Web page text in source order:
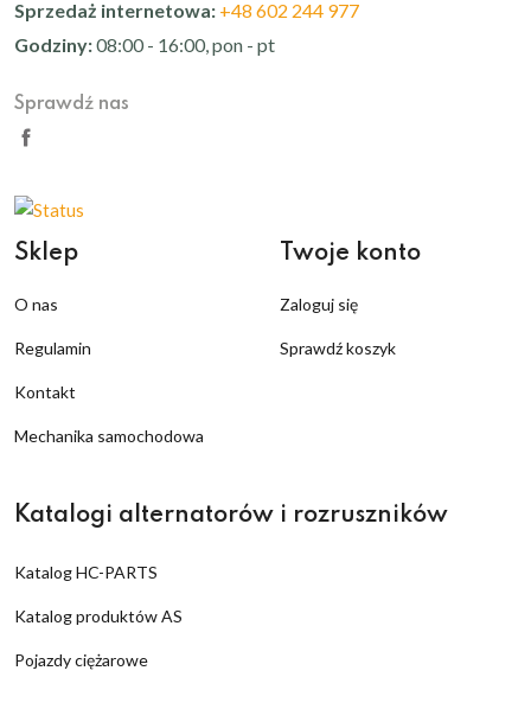
Sprzedaż internetowa: +48 602 244 977
Godziny:08:00 - 16:00, pon - pt
Sprawdź nas
Sklep
O nas
Regulamin
Kontakt
Mechanika samochodowa
Twoje konto
Zaloguj się
Sprawdź koszyk
Katalogi alternatorów i rozruszników
Katalog HC-PARTS
Katalog produktów AS
Pojazdy ciężarowe